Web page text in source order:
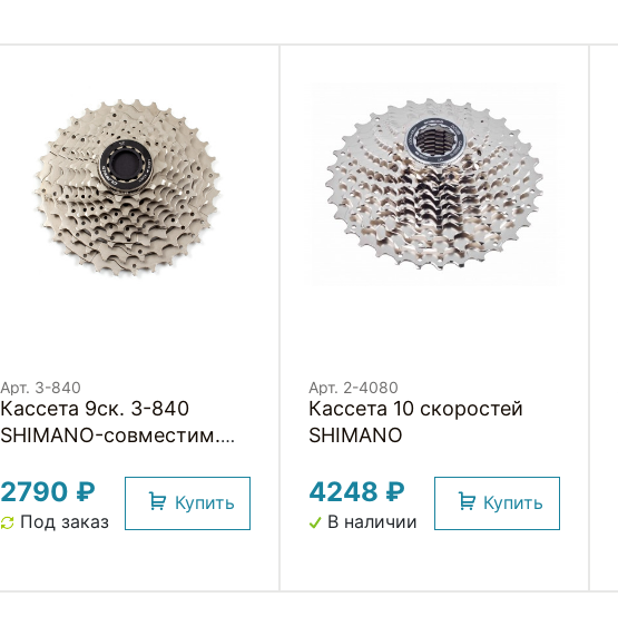
Арт. 3-840
Кассета 9ск. 3-840
SHIMANO-совместим.
21T-24T-28T-32T,
(инд.уп) 325г, серебрист.
2790 ₽
Под заказ
Купить
Арт. 2-4080
Кассета 10 скоростей
SHIMANO
4248 ₽
В наличии
Купить